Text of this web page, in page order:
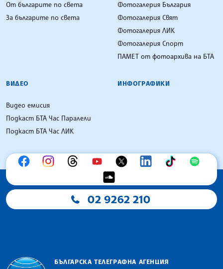
От българите по света
За българите по света
Фотогалерия България
Фотогалерия Свят
Фотогалерия ЛИК
Фотогалерия Спорт
ПАМЕТ от фотоархива на БТА
ВИДЕО
Видео емисия
Подкаст БТА Час Паралели
Подкаст БТА Час ЛИК
ИНФОГРАФИКИ
02 9262 210
БЪЛГАРСКА ТЕЛЕГРАФНА АГЕНЦИЯ